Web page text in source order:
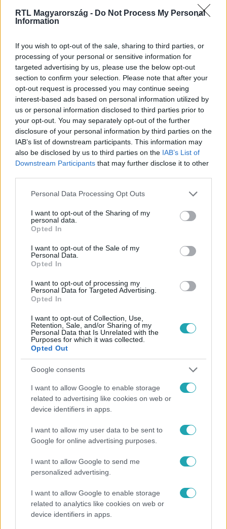
RTL Magyarország - Do Not Process My Personal
Information
If you wish to opt-out of the sale, sharing to third parties, or
processing of your personal or sensitive information for
targeted advertising by us, please use the below opt-out
section to confirm your selection. Please note that after your
opt-out request is processed you may continue seeing
interest-based ads based on personal information utilized by
us or personal information disclosed to third parties prior to
your opt-out. You may separately opt-out of the further
disclosure of your personal information by third parties on the
IAB’s list of downstream participants. This information may
also be disclosed by us to third parties on the IAB’s List of
Downstream Participants that may further disclose it to other
Please note that this website/app uses one or more Google
not limited to your visit or usage behaviour. You may click to
grant or deny consent to Google and its third-party tags to
use your data for below specified purposes in below Google
consent section.
Personal Data Processing Opt Outs
I want to opt-out of the Sharing of my
personal data.
Opted In
I want to opt-out of the Sale of my
Personal Data.
Opted In
I want to opt-out of processing my
Personal Data for Targeted Advertising.
Opted In
I want to opt-out of Collection, Use,
Retention, Sale, and/or Sharing of my
Personal Data that Is Unrelated with the
Purposes for which it was collected.
Opted Out
Google consents
I want to allow Google to enable storage
related to advertising like cookies on web or
device identifiers in apps.
I want to allow my user data to be sent to
Google for online advertising purposes.
I want to allow Google to send me
personalized advertising.
I want to allow Google to enable storage
related to analytics like cookies on web or
device identifiers in apps.
legyen a Google-találatokban!
Kövess minket, és értesülj a friss hírekről a
Facebookon is!
HÍRADÓ #KÜLFÖLD #USA SOROZATGYILKOS
HALÁLOS ÍTÉLET
Népszerű
Exek csatája